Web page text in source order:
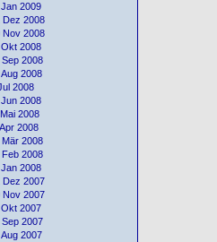
2009
Dez 2008
Nov 2008
2008
2008
2008
2008
2008
2008
2008
2008
2008
2008
Dez 2007
Nov 2007
2007
2007
2007